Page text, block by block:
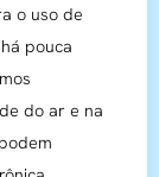
o uso de
pouca
do ar e na